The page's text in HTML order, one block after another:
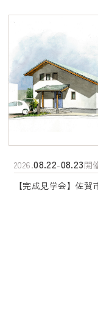
2026.08.22-08.23開
【完成見学会】佐賀